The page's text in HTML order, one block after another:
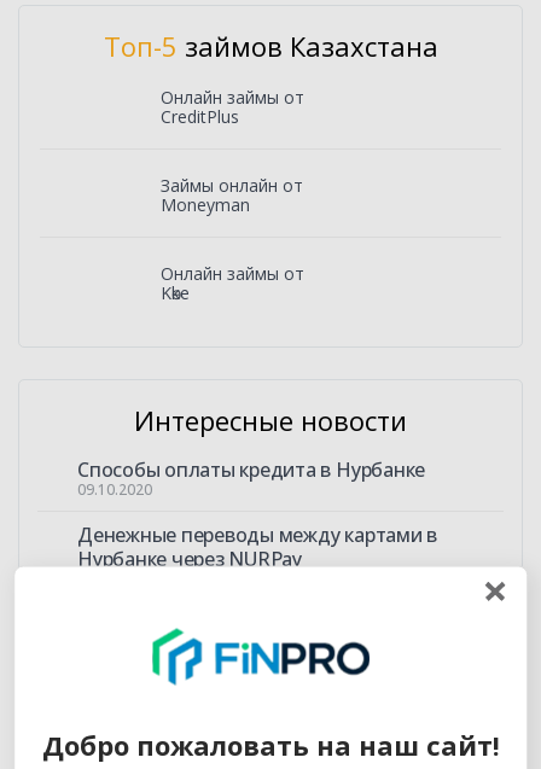
Топ-5 займов Казахстана
Онлайн займы от
CreditPlus
Займы онлайн от
Moneyman
Онлайн займы от
Kөke
Интересные новости
Способы оплаты кредита в Нурбанке
09.10.2020
Денежные переводы между картами в
Нурбанке через NURPay
Как оформить товарный кредит в Нурбанке?
Как узнать информацию о состоянии счета в
09.10.2020
Добро пожаловать на наш сайт!